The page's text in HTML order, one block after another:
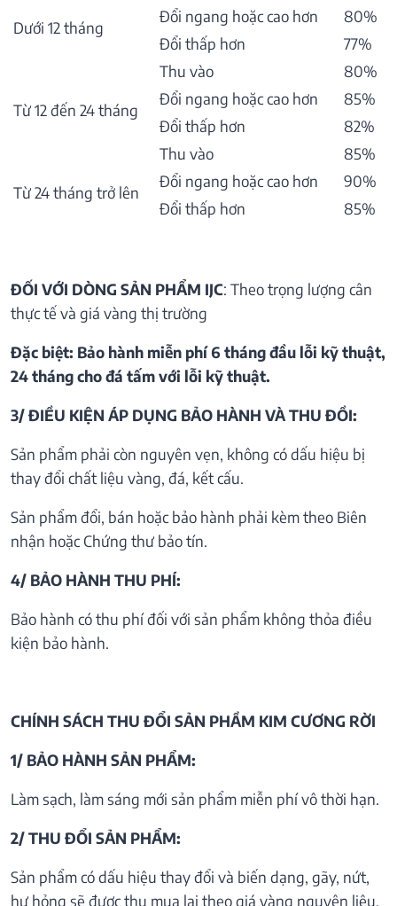
Dưới 12 tháng
Đổi ngang hoặc cao hơn
80%
Đổi thấp hơn
77%
Từ 12 đến 24 tháng
Thu vào
80%
Đổi ngang hoặc cao hơn
85%
Đổi thấp hơn
82%
Từ 24 tháng trở lên
Thu vào
85%
Đổi ngang hoặc cao hơn
90%
Đổi thấp hơn
85%
ĐỐI VỚI DÒNG SẢN PHẨM IJC: Theo trọng lượng cân
thực tế và giá vàng thị trường
Đặc biệt: Bảo hành miễn phí 6 tháng đầu lỗi kỹ thuật,
24 tháng cho đá tấm với lỗi kỹ thuật.
3/ ĐIỀU KIỆN ÁP DỤNG BẢO HÀNH VÀ THU ĐỒI:
Sản phẩm phải còn nguyên vẹn, không có dấu hiệu bị
thay đổi chất liệu vàng, đá, kết cấu.
Sản phẩm đổi, bán hoặc bảo hành phải kèm theo Biên
nhận hoặc Chứng thư bảo tín.
4/ BẢO HÀNH THU PHÍ:
Bảo hành có thu phí đối với sản phẩm không thỏa điều
kiện bảo hành.
CHÍNH SÁCH THU ĐỔI SẢN PHẦM KIM CƯƠNG RỜI
1/ BẢO HÀNH SẢN PHẨM:
Làm sạch, làm sáng mới sản phẩm miễn phí vô thời hạn.
2/ THU ĐỔI SẢN PHẨM:
Sản phẩm có dấu hiệu thay đổi và biến dạng, gãy, nứt,
hư hỏng sẽ được thu mua lại theo giá vàng nguyên liệu.